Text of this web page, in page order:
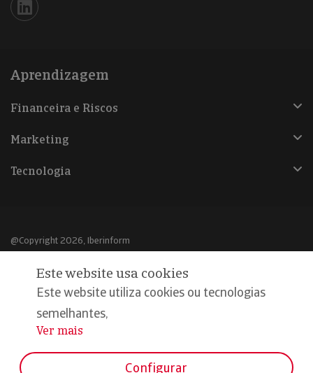
Iberinform en Linkedin
Aprendizagem
Financeira e Riscos
Marketing
Tecnologia
@Copyright 2026, Iberinform
Aviso legal
Política de cookies
Declaração de privacidade
Este website usa cookies
Este website utiliza cookies ou tecnologias
semelhantes,
...
Ver mais
Configurar